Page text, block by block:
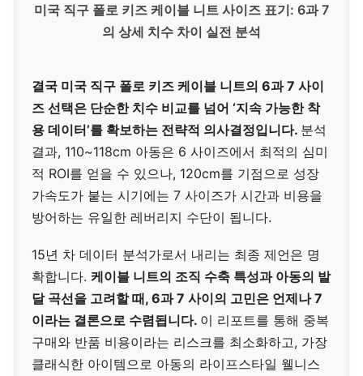
미국 직구 폴로 키즈 케이블 니트 사이즈 표기: 6과 7
의 상세 치수 차이 실전 분석
결국 미국 직구 폴로 키즈 케이블 니트의 6과 7 사이
즈 선택은 단순한 치수 비교를 넘어 ‘지속 가능한 착
용 데이터’를 확보하는 전략적 의사결정입니다. 분석
결과, 110~118cm 아동은 6 사이즈에서 최적의 심미
적 ROI를 얻을 수 있으나, 120cm를 기점으로 성장
가속도가 붙는 시기에는 7 사이즈가 시간과 비용을
방어하는 유일한 레버리지 수단이 됩니다.
15년 차 데이터 분석가로서 내리는 최종 제언은 명
확합니다. 케이블 니트의 조직 수축 특성과 아동의 발
달 곡선을 고려할 때, 6과 7 사이의 고민은 언제나 7
이라는 결론으로 수렴됩니다. 이 리포트를 통해 중복
구매와 반품 비용이라는 리스크를 최소화하고, 가장
클래식한 아이템으로 아동의 라이프스타일 웰니스